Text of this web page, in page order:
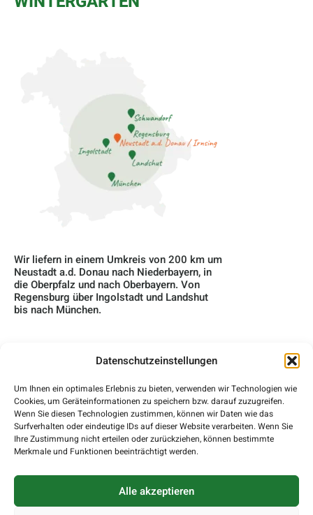
Datenschutzeinstellungen
Um Ihnen ein optimales Erlebnis zu bieten, verwenden wir Technologien wie
Cookies, um Geräteinformationen zu speichern bzw. darauf zuzugreifen.
Wenn Sie diesen Technologien zustimmen, können wir Daten wie das
Surfverhalten oder eindeutige IDs auf dieser Website verarbeiten. Wenn Sie
Ihre Zustimmung nicht erteilen oder zurückziehen, können bestimmte
Merkmale und Funktionen beeinträchtigt werden.
Alle akzeptieren
Wir liefern in einem Umkreis von 200 km um
Neustadt a.d. Donau nach Niederbayern, in
die Oberpfalz und nach Oberbayern. Von
Regensburg über Ingolstadt und Landshut
bis nach München.
Über Uns
Blog